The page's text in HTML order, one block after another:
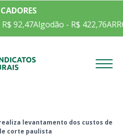
92,47Algodão - R$ 422,76
levantamento dos custos de
corte paulista